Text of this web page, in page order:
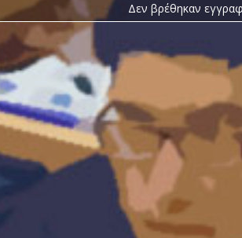
Δεν βρέθηκαν